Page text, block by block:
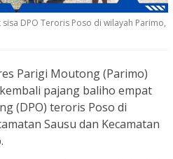
DPO Teroris Poso di wilayah Parimo,
Parigi Moutong (Parimo)
pajang baliho empat
(DPO) teroris Poso di
Sausu dan Kecamatan